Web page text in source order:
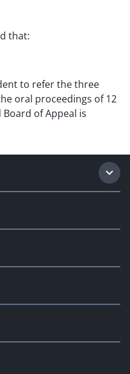
that:
to refer the three
oral proceedings of 12
of Appeal is